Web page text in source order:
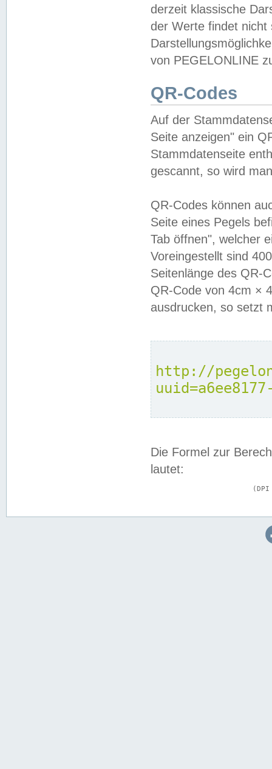
derzeit klassische
der Werte findet
von PEGELONLINE
QR-Codes
Auf der
Seite anzeigen" ein
Stammdatenseite
gescannt, so wird
QR-Codes können
Seite eines Pegels
Tab öffnen", welcher
Voreingestellt sind
Seitenlänge des QR-
QR-Code von 4cm ×
ausdrucken, so setzt
http://
Die Formel zur
lautet: